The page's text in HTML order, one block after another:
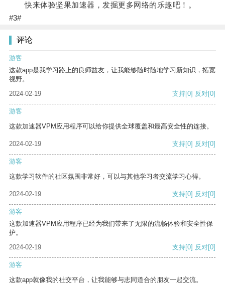
快来体验坚果加速器，发掘更多网络的乐趣吧！。
#3#
评论
游客
这款app是我学习路上的良师益友，让我能够随时随地学习新知识，拓宽
视野。
2024-02-19
支持[0] 反对[0]
游客
这款加速器VPM应用程序可以给你提供全球覆盖和最高安全性的连接。
2024-02-19 支持[0] 反对[0]
游客
这款学习软件的社区氛围非常好，可以与其他学习者交流学习心得。
2024-02-19 支持[0] 反对[0]
游客
这款加速器VPM应用程序已经为我们带来了无限的流畅体验和安全性保
护。
2024-02-19
支持[0] 反对[0]
游客
这款app就像我的社交平台，让我能够与志同道合的朋友一起交流。